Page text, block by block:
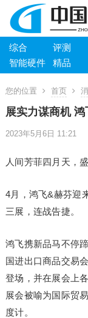
综合 评测
智能硬件
精品
您的位置 首页
展实力谋商机
2023年5月6日 11:21
人间芳菲四月天，
4月，鸿飞&赫芬迎
三展，连战告捷。
鸿飞携新品马不停
国进出口商品交易
登场，并在展会上
展会被喻为国际贸
度计。